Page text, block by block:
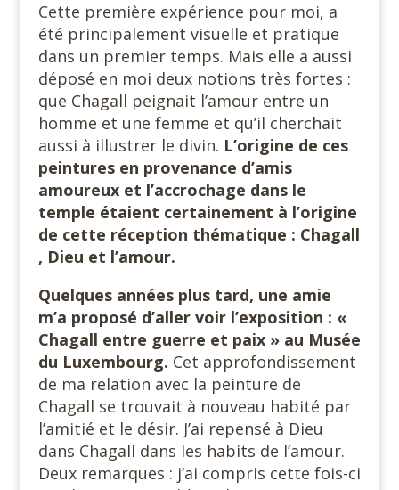
Cette première expérience pour moi, a
été principalement visuelle et pratique
dans un premier temps. Mais elle a aussi
déposé en moi deux notions très fortes :
que Chagall peignait l’amour entre un
homme et une femme et qu’il cherchait
aussi à illustrer le divin. L’origine de ces
peintures en provenance d’amis
amoureux et l’accrochage dans le
temple étaient certainement à l’origine
de cette réception thématique : Chagall
, Dieu et l’amour.
Quelques années plus tard, une amie
m’a proposé d’aller voir l’exposition : «
Chagall entre guerre et paix » au Musée
du Luxembourg. Cet approfondissement
de ma relation avec la peinture de
Chagall se trouvait à nouveau habité par
l’amitié et le désir. J’ai repensé à Dieu
dans Chagall dans les habits de l’amour.
Deux remarques : j’ai compris cette fois-ci